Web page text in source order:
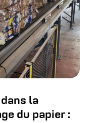
la
du papier :